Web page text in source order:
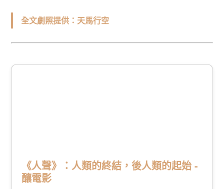
全文劇照提供：天馬行空
《人聲》：人類的終結，後人類的起始 -
釀電影